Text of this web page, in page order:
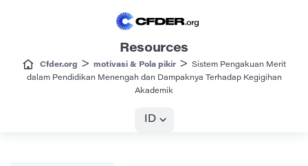
Resources
Cfder.org > motivasi & Pola pikir>
Sistem Pengakuan Merit
dalam Pendidikan Menengah dan Dampaknya Terhadap Kegigihan
Akademik
ID